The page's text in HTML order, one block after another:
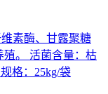
素酶、甘露聚糖
殖。 活菌含量：枯
格：25kg/袋